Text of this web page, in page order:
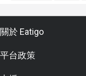
關於 Eatigo
平台政策